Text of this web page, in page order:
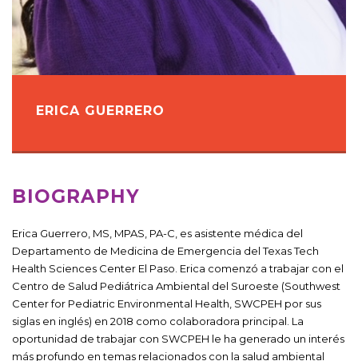
ERICA GUERRERO
BIOGRAPHY
Erica Guerrero, MS, MPAS, PA-C, es asistente médica del
Departamento de Medicina de Emergencia del Texas Tech
Health Sciences Center El Paso. Erica comenzó a trabajar con el
Centro de Salud Pediátrica Ambiental del Suroeste (Southwest
Center for Pediatric Environmental Health, SWCPEH por sus
siglas en inglés) en 2018 como colaboradora principal. La
oportunidad de trabajar con SWCPEH le ha generado un interés
más profundo en temas relacionados con la salud ambiental